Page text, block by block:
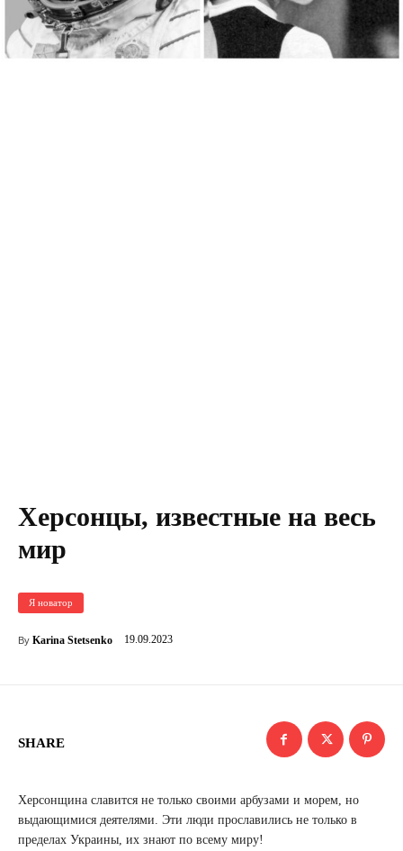
Херсонцы, известные на весь
мир
Я новатор
By Karina Stetsenko 19.09.2023
SHARE
Херсонщина славится не только своими арбузами и морем, но
выдающимися деятелями. Эти люди прославились не только в
пределах Украины, их знают по всему миру!